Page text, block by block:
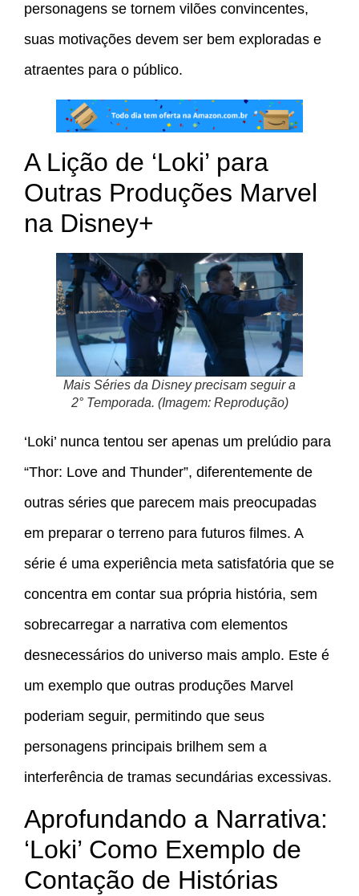
personagens se tornem vilões convincentes,
suas motivações devem ser bem exploradas e
atraentes para o público.
A Lição de ‘Loki’ para
Outras Produções Marvel
na Disney+
Mais Séries da Disney precisam seguir a
2° Temporada. (Imagem: Reprodução)
‘Loki’ nunca tentou ser apenas um prelúdio para
“Thor: Love and Thunder”, diferentemente de
outras séries que parecem mais preocupadas
em preparar o terreno para futuros filmes. A
série é uma experiência meta satisfatória que se
concentra em contar sua própria história, sem
sobrecarregar a narrativa com elementos
desnecessários do universo mais amplo. Este é
um exemplo que outras produções Marvel
poderiam seguir, permitindo que seus
personagens principais brilhem sem a
interferência de tramas secundárias excessivas.
Aprofundando a Narrativa:
‘Loki’ Como Exemplo de
Contação de Histórias